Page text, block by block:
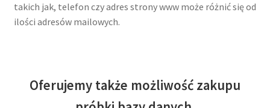
takich jak, telefon czy adres strony www może różnić się od
ilości adresów mailowych.
Oferujemy także możliwość zakupu